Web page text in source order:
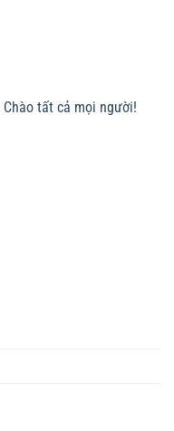
Chào tất cả mọi người!